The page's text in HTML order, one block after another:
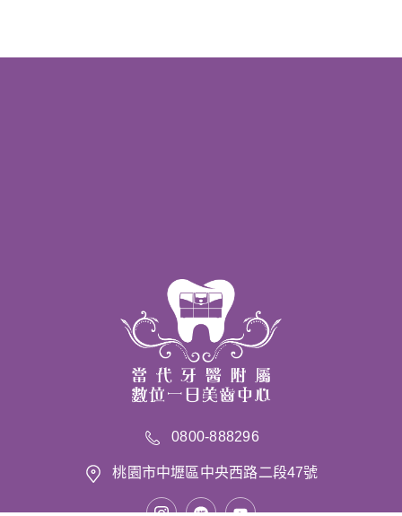
0800-888296
桃園市中壢區中央西路二段47號